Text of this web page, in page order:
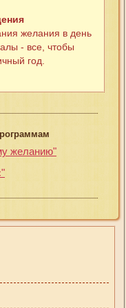
желания в день
- все, чтобы
год.
желанию"